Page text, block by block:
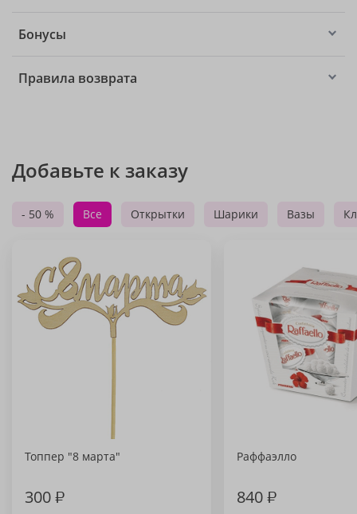
Бонусы
Правила возврата
Добавьте к заказу
- 50 % Все Открытки Шарики Вазы
Топпер "8 марта"
300₽
Раффаэлло
840₽